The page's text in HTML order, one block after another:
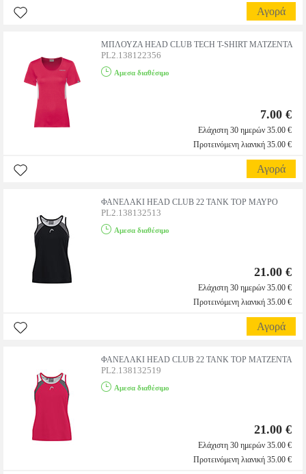
Αγορά
ΜΠΛΟΥΖΑ HEAD CLUB TECH T-SHIRT ΜΑΤΖΕΝΤΑ
PL2.138122356
Αμεσα διαθέσιμο
7.00 €
Ελάχιστη 30 ημερών 35.00 €
Προτεινόμενη λιανική 35.00 €
Αγορά
ΦΑΝΕΛΑΚΙ HEAD CLUB 22 TANK TOP ΜΑΥΡΟ
PL2.138132513
Αμεσα διαθέσιμο
21.00 €
Ελάχιστη 30 ημερών 35.00 €
Προτεινόμενη λιανική 35.00 €
Αγορά
ΦΑΝΕΛΑΚΙ HEAD CLUB 22 TANK TOP ΜΑΤΖΕΝΤΑ
PL2.138132519
Αμεσα διαθέσιμο
21.00 €
Ελάχιστη 30 ημερών 35.00 €
Προτεινόμενη λιανική 35.00 €